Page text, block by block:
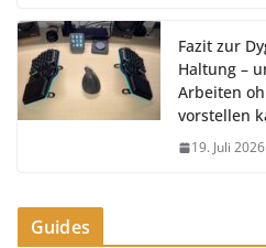
Fazit zur
Haltung –
Arbeiten
vorstellen
19. Juli 2026
Guides